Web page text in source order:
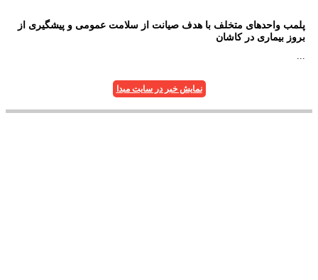
پلمب واحدهای متخلف با هدف صیانت از سلامت عمومی و پیشگیری از
بروز بیماری‌ در کاشان
نمایش خبر در سایت مبدا